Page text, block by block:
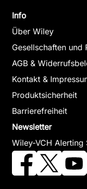
Info
Über Wiley
Gesellschaften und
AGB &
Kontakt &
Produktsicherheit
Barrierefreiheit
Newsletter
Wiley-VCH Alerting